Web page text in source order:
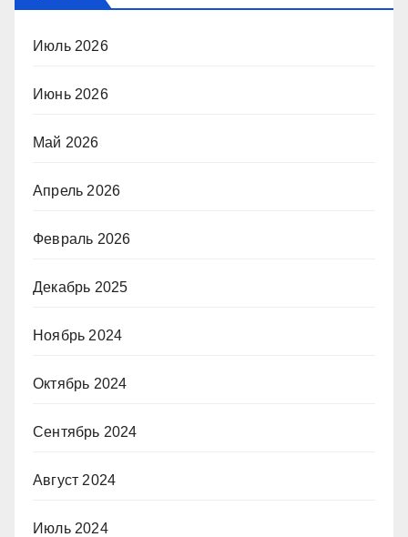
Июль 2026
Июнь 2026
Май 2026
Апрель 2026
Февраль 2026
Декабрь 2025
Ноябрь 2024
Октябрь 2024
Сентябрь 2024
Август 2024
Июль 2024